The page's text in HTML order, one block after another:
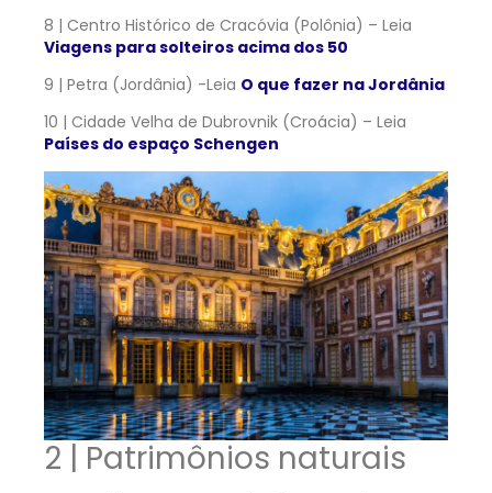
8 | Centro Histórico de Cracóvia (Polônia) – Leia
Viagens para solteiros acima dos 50
9 | Petra (Jordânia) -Leia O que fazer na Jordânia
10 | Cidade Velha de Dubrovnik (Croácia) – Leia
Países do espaço Schengen
2 | Patrimônios naturais